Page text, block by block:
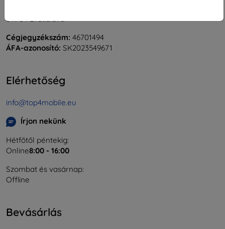
841 04 Bratislava
Cégjegyzékszám: 46701494
ÁFA-azonosító: SK2023549671
Elérhetőség
info@top4mobile.eu
Írjon nekünk
Hétfőtől péntekig:
Online8:00 - 16:00
Szombat és vasárnap:
Offline
Bevásárlás